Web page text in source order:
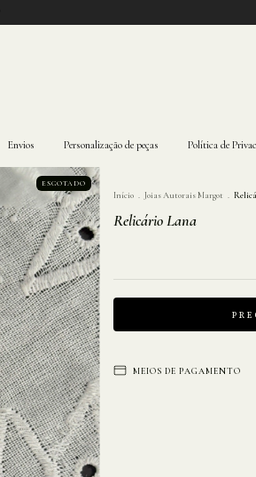
Envios Personalização de peças Política de
ESGOTADO
Início . Joias Autorais Margot .
Relicário Lana
MEIOS DE PAGAMENTO